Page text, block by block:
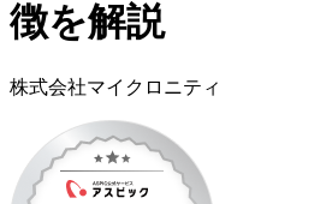
徴を解説
株式会社マイクロニティ